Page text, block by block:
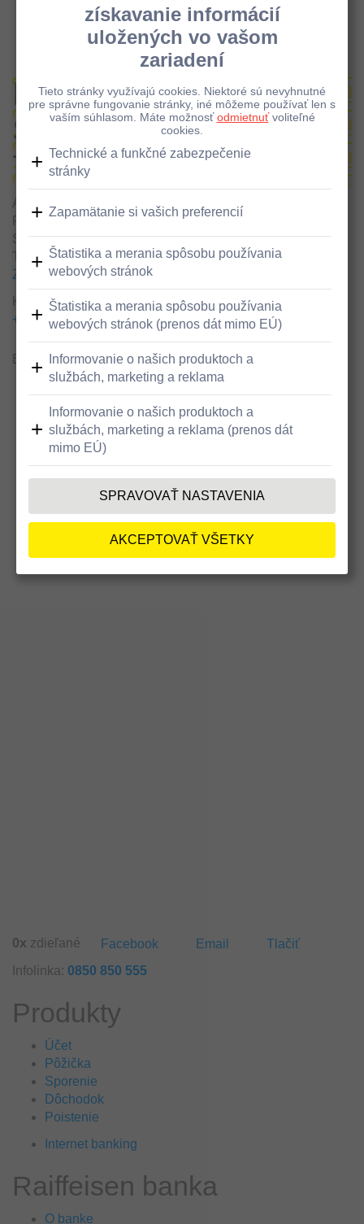
Pobočky a bankomaty - Detail
Bankomat vklad/výber,
Sv. Cyrila a Metoda,
Topoľčany
Adresa
Pobočka Raiffeisen banky - zóna 24/7
Sv. Cyrila a Metoda 4595/18
Topoľčany, 955 01
Zobraziť v google maps
Kontakty
+421800001100 +421800001100
Bankomat s možnosťou vkladu mincí
Bezbariérový prístup
0x zdieľané Facebook Email
Tlačiť
Infolinka: 0850 850 555
Produkty
Účet
Pôžička
Sporenie
Dôchodok
Poistenie
Internet banking
Raiffeisen banka
O banke